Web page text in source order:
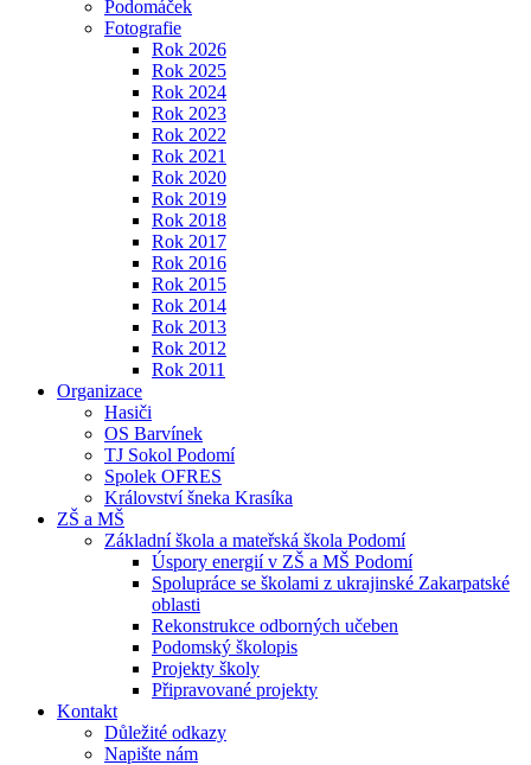
Podomáček
Fotografie
Rok 2026
Rok 2025
Rok 2024
Rok 2023
Rok 2022
Rok 2021
Rok 2020
Rok 2019
Rok 2018
Rok 2017
Rok 2016
Rok 2015
Rok 2014
Rok 2013
Rok 2012
Rok 2011
Organizace
Hasiči
OS Barvínek
TJ Sokol Podomí
Spolek OFRES
Království šneka Krasíka
ZŠ a MŠ
Základní škola a mateřská škola Podomí
Úspory energií v ZŠ a MŠ Podomí
Spolupráce se školami z ukrajinské Zakarpatské
oblasti
Rekonstrukce odborných učeben
Podomský školopis
Projekty školy
Připravované projekty
Kontakt
Důležité odkazy
Napište nám